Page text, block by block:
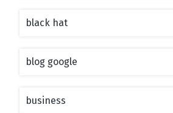
black hat
blog google
business